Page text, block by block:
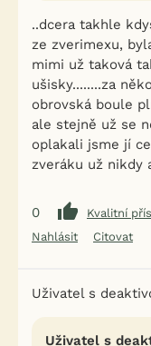
..dcera takhle
ze zverimexu,
mimi už taková
ušisky........za
obrovská boule
ale stejně už se
oplakali jsme jí
zveráku už nikdy
0
Kvalitní
Nahlásit
Citovat
Uživatel s
Uživatel s